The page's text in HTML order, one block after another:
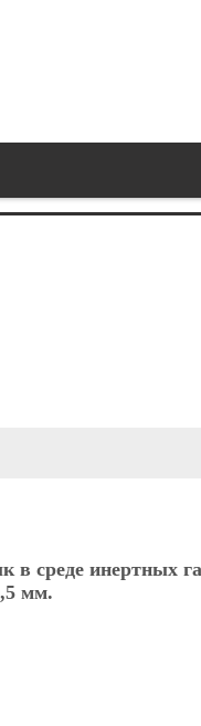
среде инертных
мм.